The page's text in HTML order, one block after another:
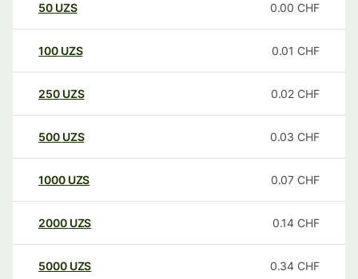
50 UZS 0.00 CHF
100 UZS 0.01 CHF
250 UZS 0.02 CHF
500 UZS 0.03 CHF
1000 UZS 0.07 CHF
2000 UZS 0.14 CHF
5000 UZS 0.34 CHF